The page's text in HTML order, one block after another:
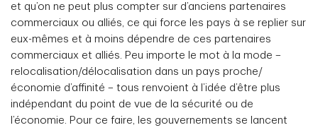
et qu’on ne peut plus compter sur d’anciens partenaires
commerciaux ou alliés, ce qui force les pays à se replier sur
eux-mêmes et à moins dépendre de ces partenaires
commerciaux et alliés. Peu importe le mot à la mode –
relocalisation/délocalisation dans un pays proche/
économie d’affinité – tous renvoient à l’idée d’être plus
indépendant du point de vue de la sécurité ou de
l’économie. Pour ce faire, les gouvernements se lancent